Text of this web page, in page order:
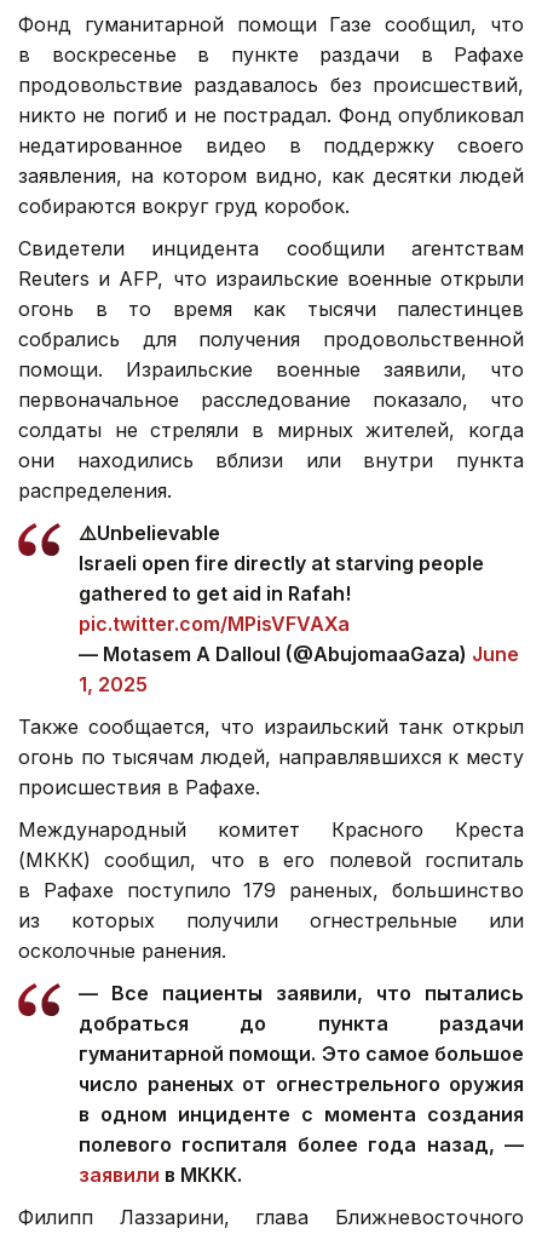
Фонд гуманитарной помощи Газе сообщил, что
в воскресенье в пункте раздачи в Рафахе
продовольствие раздавалось без происшествий,
никто не погиб и не пострадал. Фонд опубликовал
недатированное видео в поддержку своего
заявления, на котором видно, как десятки людей
собираются вокруг груд коробок.
Свидетели инцидента сообщили агентствам
Reuters и AFP, что израильские военные открыли
огонь в то время как тысячи палестинцев
собрались для получения продовольственной
помощи. Израильские военные заявили, что
первоначальное расследование показало, что
солдаты не стреляли в мирных жителей, когда
они находились вблизи или внутри пункта
распределения.
⚠️Unbelievable
Israeli open fire directly at starving people
gathered to get aid in Rafah!
pic.twitter.com/MPisVFVAXa
— Motasem A Dalloul (@AbujomaaGaza) June
1, 2025
Также сообщается, что израильский танк открыл
огонь по тысячам людей, направлявшихся к месту
происшествия в Рафахе.
Международный комитет Красного Креста
(МККК) сообщил, что в его полевой госпиталь
в Рафахе поступило 179 раненых, большинство
из которых получили огнестрельные или
осколочные ранения.
— Все пациенты заявили, что пытались
добраться до пункта раздачи
гуманитарной помощи. Это самое большое
число раненых от огнестрельного оружия
в одном инциденте с момента создания
полевого госпиталя более года назад, —
заявили в МККК.
Филипп Лаззарини, глава Ближневосточного